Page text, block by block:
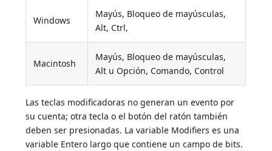
Windows
Mayús, Bloqueo de mayúsculas,
Alt, Ctrl,
Macintosh
Mayús, Bloqueo de mayúsculas,
Alt u Opción, Comando, Control
Las teclas modificadoras no generan un evento por
su cuenta; otra tecla o el botón del ratón también
deben ser presionadas. La variable Modifiers es una
variable Entero largo que contiene un campo de bits.